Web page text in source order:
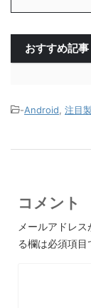
おすすめ記事
-Android 注目
コメント
メールアドレス
る欄は必須項目